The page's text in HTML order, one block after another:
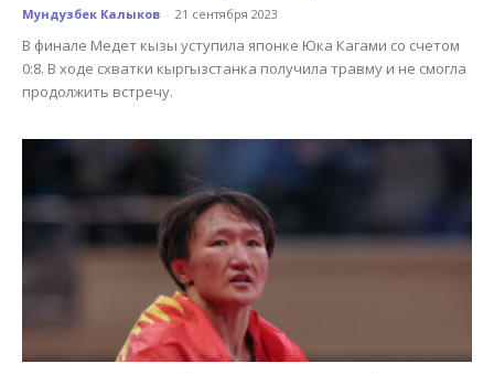
Мундузбек Калыков - 21 сентября 2023
В финале Медет кызы уступила японке Юка Кагами со счетом
0:8. В ходе схватки кыргызстанка получила травму и не смогла
продолжить встречу.